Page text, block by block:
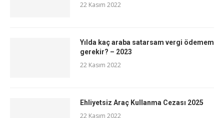
22 Kasım 2022
Yılda kaç araba satarsam vergi ödemem
gerekir? – 2023
22 Kasım 2022
Ehliyetsiz Araç Kullanma Cezası 2025
22 Kasım 2022